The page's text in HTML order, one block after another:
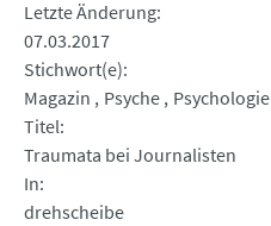
Letzte Änderung
07.03.2017
Stichwort(e)
Magazin
Psyche Psychologie
Titel
Traumata bei Journalisten
In
drehscheibe